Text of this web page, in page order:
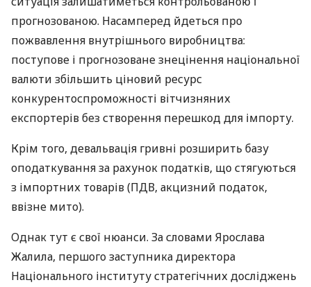
прогнозованою. Насамперед йдеться про
пожвавлення внутрішнього виробництва:
поступове і прогнозоване знецінення національної
валюти збільшить ціновий ресурс
конкурентоспроможності вітчизняних
експортерів без створення перешкод для імпорту.
Крім того, девальвація гривні розширить базу
оподаткування за рахунок податків, що стягуються
з імпортних товарів (ПДВ, акцизний податок,
ввізне мито).
Однак тут є свої нюанси. За словами Ярослава
Жалила, першого заступника директора
Національного інституту стратегічних досліджень